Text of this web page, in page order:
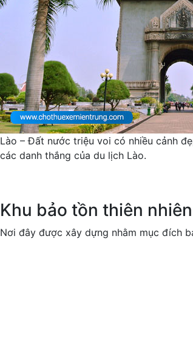
Lào – Đất nước triệu voi có nhiều cảnh
các danh thắng của du lịch Lào.
Khu bảo tồn thiên
Nơi đây được xây dựng nhằm mục đích